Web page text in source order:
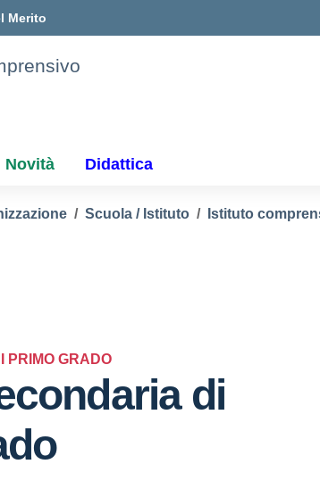
Merito
Novità Didattica
Scuola / Istituto Istituto
PRIMO GRADO
di